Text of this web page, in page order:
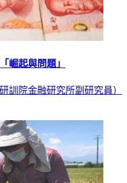
崛起與問題」
訓院金融研究所副研究員）